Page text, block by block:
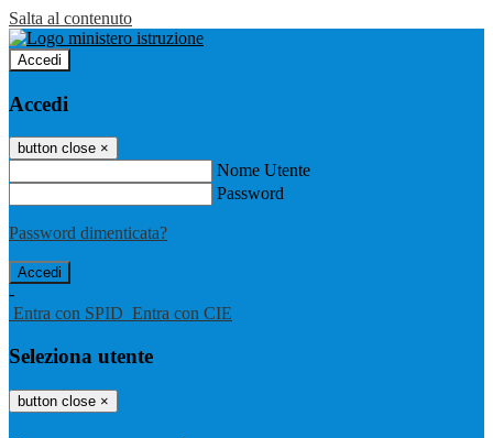
Salta al contenuto
Accedi
Accedi
button close ×
Nome Utente
Password
Password dimenticata?
-
Entra con SPID Entra con CIE
Seleziona utente
button close ×